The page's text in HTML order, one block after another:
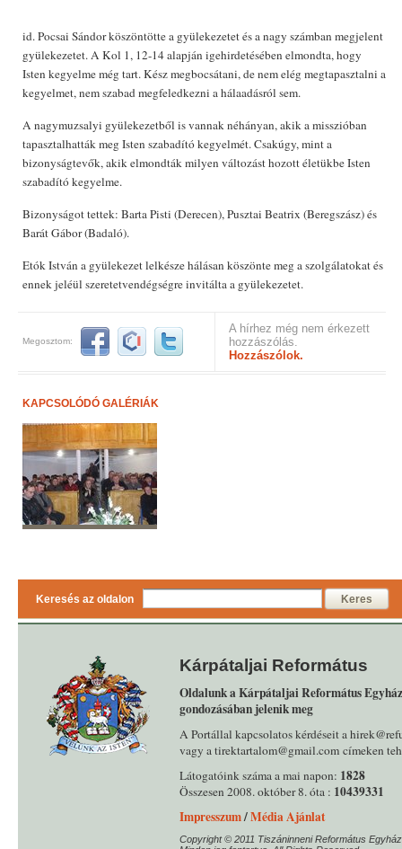
id. Pocsai Sándor köszöntötte a gyülekezetet és a nagy számban megjelent
gyülekezetet. A Kol 1, 12-14 alapján igehirdetésében elmondta, hogy
Isten kegyelme még tart. Kész megbocsátani, de nem elég megtapasztalni a
kegyelmet, nem szabad megfeledkezni a hálaadásról sem.
A nagymuzsalyi gyülekezetből is vannak néhányan, akik a misszióban
tapasztalhatták meg Isten szabadító kegyelmét. Csakúgy, mint a
bizonyságtevők, akik elmondták milyen változást hozott életükbe Isten
szabadító kegyelme.
Bizonyságot tettek: Barta Pisti (Derecen), Pusztai Beatrix (Beregszász) és
Barát Gábor (Badaló).
Etók István a gyülekezet lelkésze hálásan köszönte meg a szolgálatokat és
ennek jeléül szeretetvendégségre invitálta a gyülekezetet.
Megosztom:
A hírhez még nem érkezett
hozzászólás.
Hozzászólok.
KAPCSOLÓDÓ GALÉRIÁK
Keresés az oldalon Keres
Kárpátaljai Református
Oldalunk a Kárpátaljai Református
gondozásában jelenik meg
A Portállal kapcsolatos kérdéseit a
vagy a tirektartalom@gmail.com címeken
Látogatóink száma a mai napon: 1828
Összesen 2008. október 8. óta : 10439331
Impresszum/Média Ajánlat
Copyright © 2011 Tiszáninneni Református